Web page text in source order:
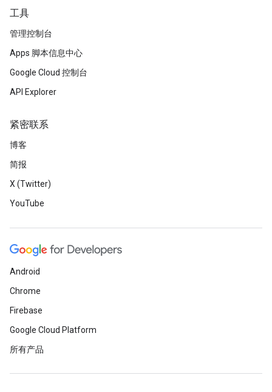
工具
管理控制台
Apps 脚本信息中心
Google Cloud 控制台
API Explorer
紧密联系
博客
简报
X (Twitter)
YouTube
Android
Chrome
Firebase
Google Cloud Platform
所有产品